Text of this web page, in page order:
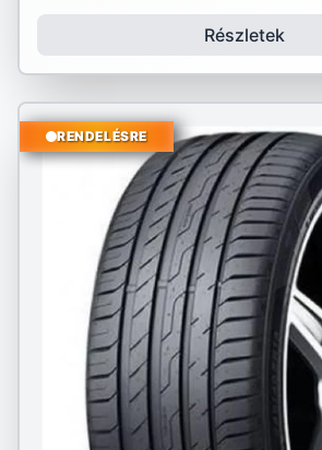
Részletek
RENDELÉSRE